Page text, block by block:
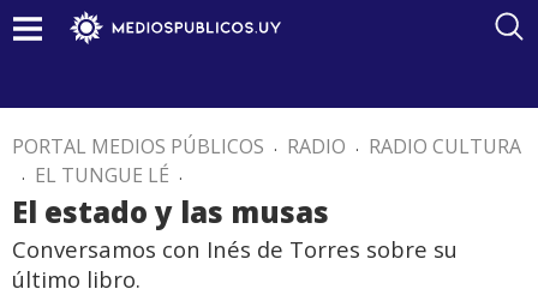
PORTAL MEDIOS PÚBLICOS . RADIO . RADIO CULTURA
. EL TUNGUE LÉ .
El estado y las musas
Conversamos con Inés de Torres sobre su
último libro.